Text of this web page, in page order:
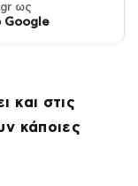
ως
Google
και στις
κάποιες